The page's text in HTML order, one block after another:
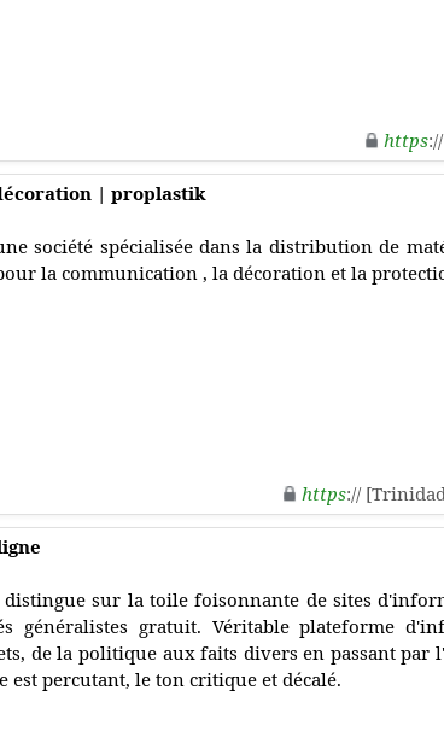
https
| proplastik
société spécialisée dans la distribution de
la communication , la décoration et la
https://
distingue sur la toile foisonnante de sites
généralistes gratuit. Véritable plateforme
de la politique aux faits divers en passant par
est percutant, le ton critique et décalé.